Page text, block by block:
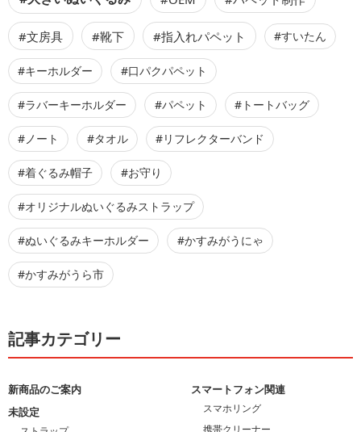
#文房具 #靴下 #指入れパペット #すいたん
#キーホルダー #口パクパペット
#ラバーキーホルダー #パペット #トートバッグ
#ノート #タオル #リフレクターバンド
#着ぐるみ帽子 #お守り
#オリジナルぬいぐるみストラップ
#ぬいぐるみキーホルダー #かすみがうにゃ
#かすみがうら市
記事カテゴリー
新商品のご案内
未設定
スマートフォン関連
スマホリング
携帯クリーナー